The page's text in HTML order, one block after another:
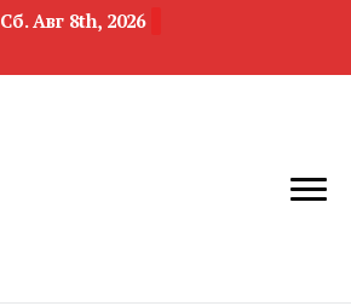
Сб. Авг 8th, 2026